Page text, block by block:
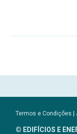
Termos e Condições |
© EDIFÍCIOS E